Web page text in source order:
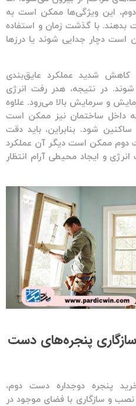
، این ویژگی‌ها ممکن است به
بدهند. با گذشت زمان و استفاده
است دچار جدایی شوند یا درزها
کاهش شدید عملکرد عایق‌بندی
شوند. در نتیجه، هدر رفت انرژی
و سرمایش بالا می‌رود. علاوه
داخل ساختمان نیز ممکن است
شود. بنابراین، باید دقت
دوم ممکن است دیگر آن عملکرد
و ایجاد محیطی آرام انتظار
پنجره‌های دست
پنجره دوجداره دست دوم،
و سازگاری با فضای موجود در